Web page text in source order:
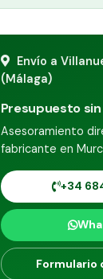
Envío a
(Málaga)
Presupuesto
Asesoramiento
fabricante en
+34
Formulario